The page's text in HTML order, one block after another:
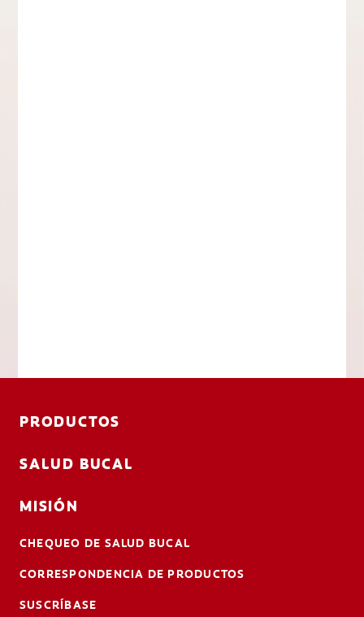
PRODUCTOS
SALUD BUCAL
MISIÓN
CHEQUEO DE SALUD BUCAL
CORRESPONDENCIA DE PRODUCTOS
SUSCRÍBASE